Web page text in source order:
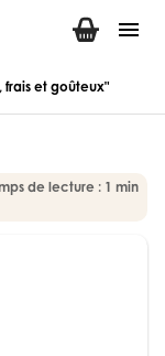
menu
frais et goûteux"
de lecture : 1 min